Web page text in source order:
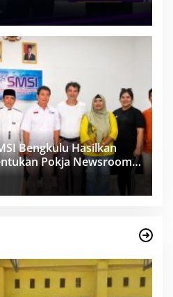
Bengkulu Hasilkan
Pokja Newsroom